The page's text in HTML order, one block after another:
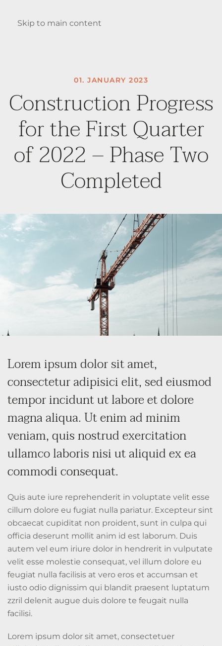
Skip to main content
01. JANUARY 2023
Construction Progress
for the First Quarter
of 2022 – Phase Two
Completed
Lorem ipsum dolor sit amet,
consectetur adipisici elit, sed eiusmod
tempor incidunt ut labore et dolore
magna aliqua. Ut enim ad minim
veniam, quis nostrud exercitation
ullamco laboris nisi ut aliquid ex ea
commodi consequat.
Quis aute iure reprehenderit in voluptate velit esse
cillum dolore eu fugiat nulla pariatur. Excepteur sint
obcaecat cupiditat non proident, sunt in culpa qui
officia deserunt mollit anim id est laborum. Duis
autem vel eum iriure dolor in hendrerit in vulputate
velit esse molestie consequat, vel illum dolore eu
feugiat nulla facilisis at vero eros et accumsan et
iusto odio dignissim qui blandit praesent luptatum
zzril delenit augue duis dolore te feugait nulla
facilisi.
Lorem ipsum dolor sit amet, consectetuer